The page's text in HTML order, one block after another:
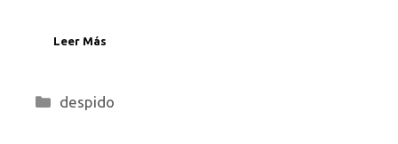
Leer Más
Categorías
despido